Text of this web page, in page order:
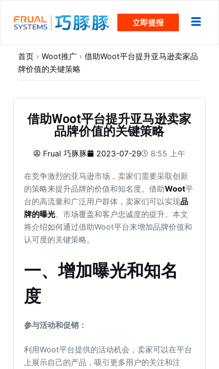
过
立即提报
首页 › Woot推广 › 借助Woot平台提升亚马逊卖家品
牌价值的关键策略
借助Woot平台提升亚马逊卖家
品牌价值的关键策略
Frual 巧豚豚 2023-07-29 8:55 上午
在竞争激烈的亚马逊市场，卖家们需要采取创新
的策略来提升品牌的价值和知名度。借助Woot平
台的高流量和广泛用户群体，卖家们可以实现品
牌的曝光、市场覆盖和客户忠诚度的提升。本文
将介绍如何通过借助Woot平台来增加品牌价值和
认可度的关键策略。
一、增加曝光和知名
度
参与活动和促销：
利用Woot平台提供的活动机会，卖家可以在平台
上展示自己的产品，吸引更多用户的关注和注